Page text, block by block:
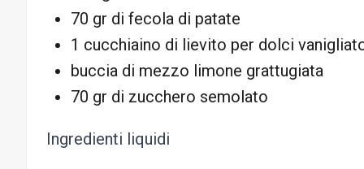
70 gr di fecola di patate
1 cucchiaino di lievito per dolci
buccia di mezzo limone grattugiata
70 gr di zucchero semolato
Ingredienti liquidi